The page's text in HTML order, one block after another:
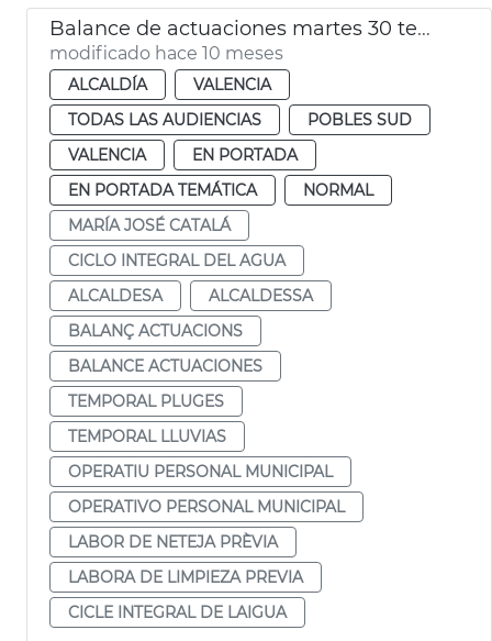
Balance de actuaciones martes 30 temporal lluvia
modificado hace 10 meses
ALCALDÍA
VALENCIA
TODAS LAS AUDIENCIAS
POBLES SUD
VALENCIA
EN PORTADA
EN PORTADA TEMÁTICA
NORMAL
MARÍA JOSÉ CATALÁ
CICLO INTEGRAL DEL AGUA
ALCALDESA
ALCALDESSA
BALANÇ ACTUACIONS
BALANCE ACTUACIONES
TEMPORAL PLUGES
TEMPORAL LLUVIAS
OPERATIU PERSONAL MUNICIPAL
OPERATIVO PERSONAL MUNICIPAL
LABOR DE NETEJA PRÈVIA
LABORA DE LIMPIEZA PREVIA
CICLE INTEGRAL DE LAIGUA